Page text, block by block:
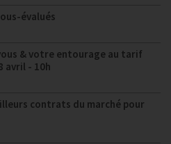
évalués
& votre entourage au tarif
avril - 10h
contrats du marché pour